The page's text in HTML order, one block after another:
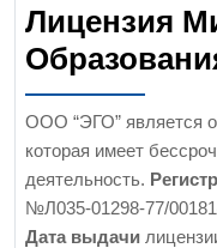
Лицензия
ООО “ЭГО” является
которая имеет
деятельность.
№Л035-01298-77/
Дата выдачи